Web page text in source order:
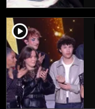
player2